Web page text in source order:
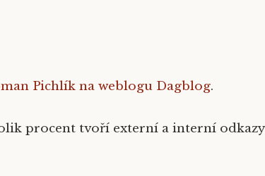
Pichlík na weblogu Dagblog.
procent tvoří externí a interní odkazy